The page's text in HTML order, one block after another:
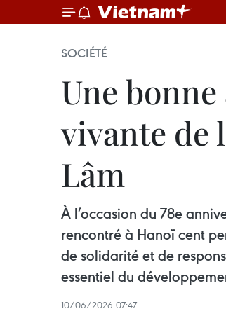
SOCIÉTÉ
Une
vivante de
Lâm
À l’occasion du 78e
rencontré à Hanoï cent
de solidarité et de
essentiel du
10/06/2026 07:47